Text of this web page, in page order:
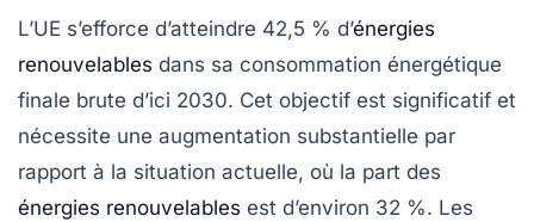
L’UE s’efforce d’atteindre 42,5 % d’énergies
renouvelables dans sa consommation énergétique
finale brute d’ici 2030. Cet objectif est significatif et
nécessite une augmentation substantielle par
rapport à la situation actuelle, où la part des
énergies renouvelables est d’environ 32 %. Les